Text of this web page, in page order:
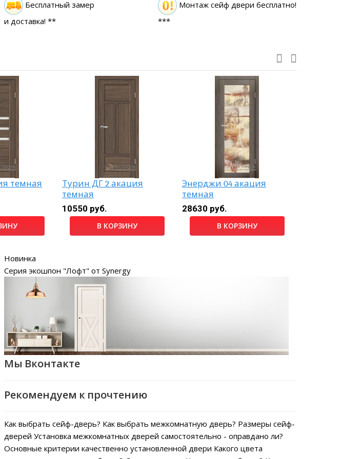
Бесплатный замер
и доставка! **
Монтаж сейф двери бесплатно!
***
темная
Турин ДГ 2 акация
темная
10550 руб.
В КОРЗИНУ
Энерджи 04 акация
темная
28630 руб.
В КОРЗИНУ
Новинка
Серия экошпон "Лофт" от Synergy
Мы Вконтакте
Рекомендуем к прочтению
Как выбрать сейф-дверь? Как выбрать межкомнатную дверь? Размеры сейф-
дверей Установка межкомнатных дверей самостоятельно - оправдано ли?
Основные критерии качественно установленной двери Какого цвета